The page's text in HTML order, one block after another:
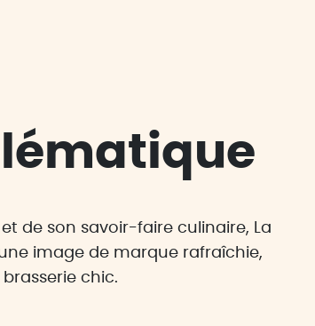
de son savoir-faire culinaire, La
image de marque rafraîchie,
chic.